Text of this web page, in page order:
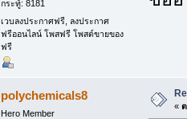
กระทู้: 8181
เวบลงประกาศฟรี, ลงประกาศ
ฟรีออนไลน์ โพสฟรี โพสต์ขายของ
ฟรี
polychemicals8
Hero Member
«